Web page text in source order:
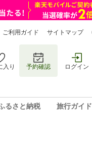
ご利用ガイド サイトマップ
入り 予約確認 ログイン
るさと納税 旅行ガイド